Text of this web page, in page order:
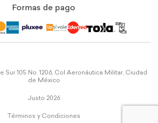
Formas de pago
Sur 105 No. 1206, Col Aeronáutica Militar, Ciudad
de México
Justo 2026
Términos y Condiciones